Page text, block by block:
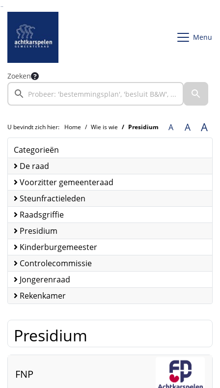
Ga naar de inhoud van deze pagina
Ga naar het zoeken
Ga naar het menu
Menu
Zoeken
U bevindt zich hier: Home Wie is wie Presidium A A A
Categorieën
De raad
Voorzitter gemeenteraad
Steunfractieleden
Raadsgriffie
Presidium
Kinderburgemeester
Controlecommissie
Jongerenraad
Rekenkamer
Presidium
FNP